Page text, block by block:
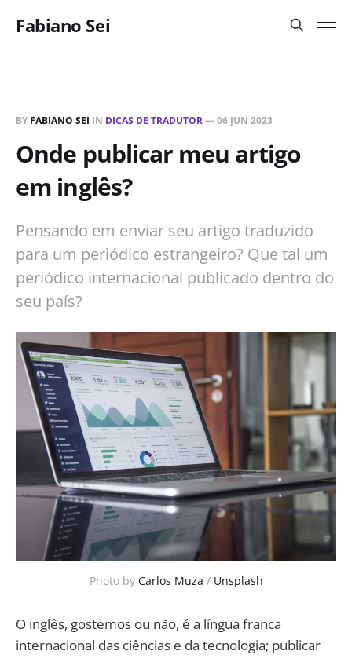
Fabiano Sei
BY FABIANO SEI IN DICAS DE TRADUTOR—06 JUN 2023
Onde publicar meu artigo
em inglês?
Pensando em enviar seu artigo traduzido
para um periódico estrangeiro? Que tal um
periódico internacional publicado dentro do
seu país?
Photo by Carlos Muza / Unsplash
O inglês, gostemos ou não, é a língua franca
internacional das ciências e da tecnologia; publicar